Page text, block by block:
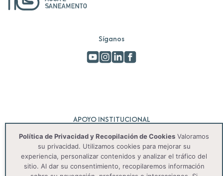
Síganos
APOYO INSTITUCIONAL
Política de Privacidad y Recopilación de Cookies Valoramos
su privacidad. Utilizamos cookies para mejorar su
experiencia, personalizar contenidos y analizar el tráfico del
sitio. Al dar su consentimiento, recopilaremos información